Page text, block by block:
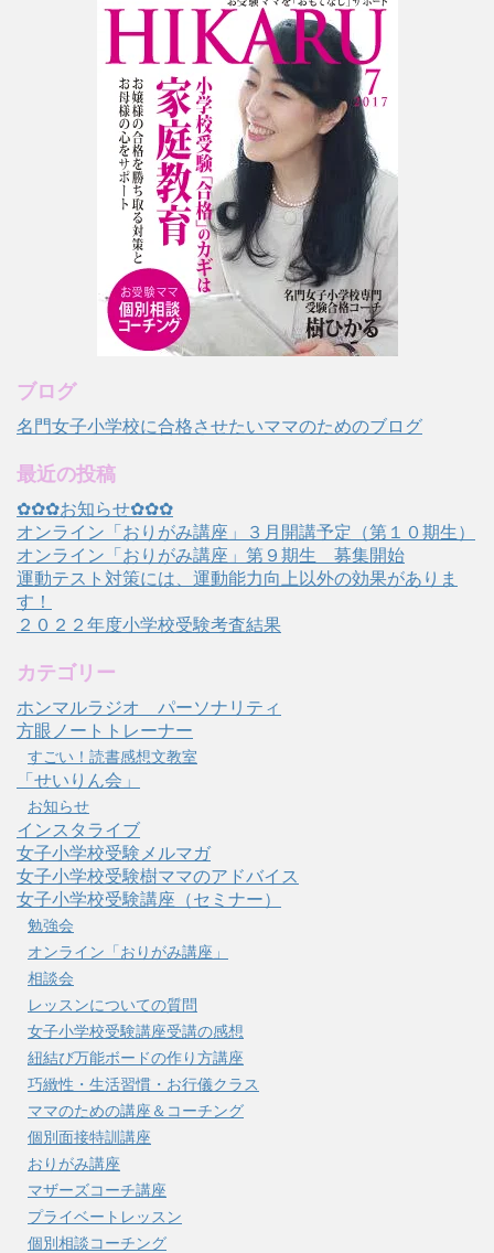
ブログ
名門女子小学校に合格させたいママのためのブログ
最近の投稿
✿✿✿お知らせ✿✿✿
オンライン「おりがみ講座」３月開講予定（第１０期生）
オンライン「おりがみ講座」第９期生 募集開始
運動テスト対策には、運動能力向上以外の効果がありま
す！
２０２２年度小学校受験考査結果
カテゴリー
ホンマルラジオ パーソナリティ
方眼ノートトレーナー
すごい！読書感想文教室
「せいりん会」
お知らせ
インスタライブ
女子小学校受験メルマガ
女子小学校受験樹ママのアドバイス
女子小学校受験講座（セミナー）
勉強会
オンライン「おりがみ講座」
相談会
レッスンについての質問
女子小学校受験講座受講の感想
紐結び万能ボードの作り方講座
巧緻性・生活習慣・お行儀クラス
ママのための講座＆コーチング
個別面接特訓講座
おりがみ講座
マザーズコーチ講座
プライベートレッスン
個別相談コーチング